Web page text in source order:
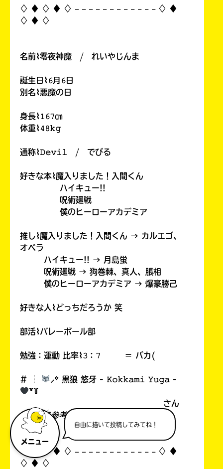
メニュー
自由に描いて投稿してみてね！
♢ ♦︎ ♢ ♦︎ ♢ 𓐄 𓐄 𓐄 𓐄 𓐄 𓐄 𓐄 𓐄 𓐄 𓐄 𓐄 𓐄 ♢ ♦︎
♢ ♦︎ ♢
名前⌇零夜神魔 / れいやじんま
誕生日⌇𝟼月𝟼日
別名⌇悪魔の日
身長⌇𝟷𝟼𝟽㎝
体重⌇𝟺𝟾𝚔𝚐
通称⌇𝙳𝚎𝚟𝚒𝚕 / でびる
好きな本⌇魔入りました！入間くん
ハイキュー!!
呪術廻戦
僕のヒーローアカデミア
推し⌇魔入りました！入間くん → カルエゴ、
オペラ
ハイキュー!! → 月島蛍
呪術廻戦 → 狗巻棘、真人、脹相
僕のヒーローアカデミア → 爆豪勝己
好きな人⌇どっちだろうか 笑
部活⌇バレーボール部
勉強：運動 比率⌇𝟹：𝟽 ＝ バカ(
# ︎┊︎
⸝꙳ 黒狼 悠牙 - 𝙺𝚘𝚔𝚔𝚊𝚖𝚒 𝚈𝚞𝚐𝚊 -
꒷꒦
さん
の雰囲気参考
♢ ♦︎ ♢ ♦︎ ♢ 𓐄 𓐄 𓐄 𓐄 𓐄 𓐄 𓐄 𓐄 𓐄 𓐄 𓐄 𓐄 ♢ ♦︎
♢ ♦︎ ♢